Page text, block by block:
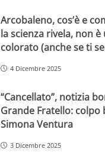
Arcobaleno, cos’è e
la scienza rivela, non è
colorato (anche se ti
4 Dicembre 2025
“Cancellato”, notizia
Grande Fratello: colpo
Simona Ventura
3 Dicembre 2025